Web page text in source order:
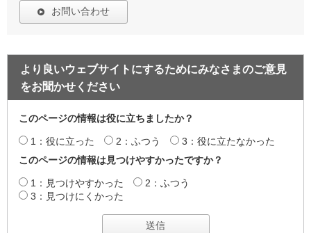
お問い合わせ
より良いウェブサイトにするためにみなさまのご意見
をお聞かせください
このページの情報は役に立ちましたか？
1：役に立った 2：ふつう
3：役に立たなかった
このページの情報は見つけやすかったですか？
1：見つけやすかった
2：ふつう
3：見つけにくかった